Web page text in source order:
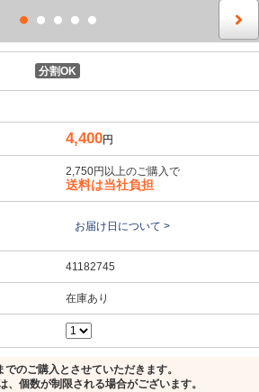
分割OK
4,400円
2,750円以上のご購入で
送料は当社負担
お届け日について >
41182745
在庫あり
のご購入とさせていただきます。
個数が制限される場合がございます。